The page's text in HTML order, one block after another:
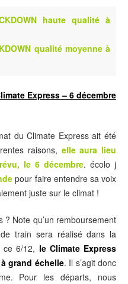
haute qualité à
qualité moyenne à
Express – 6 décembre
du Climate Express ait été
raisons, elle aura lieu
le 6 décembre. écolo j
pour faire entendre sa voix
juste sur le climat !
Note qu’un remboursement
train sera réalisé dans la
ce 6/12, le Climate Express
grand échelle. Il s’agit donc
Pour les départs, nous